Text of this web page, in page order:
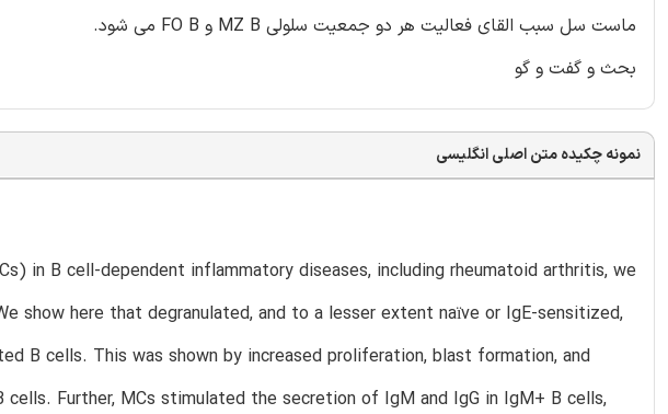
ماست سل سبب القای فعالیت هر دو جمعیت سلولی MZ B و FO B می شود.
بحث و گفت و گو
نمونه چکیده متن اصلی انگلیسی
in B cell-dependent inflammatory diseases, including rheumatoid arthritis, we
show here that degranulated, and to a lesser extent naïve or IgE-sensitized,
B cells. This was shown by increased proliferation, blast formation, and
cells. Further, MCs stimulated the secretion of IgM and IgG in IgM+ B cells,